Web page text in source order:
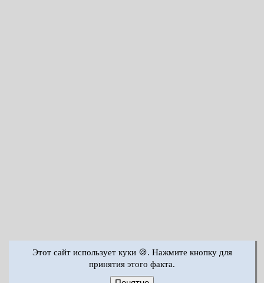
Этот сайт использует куки 🍪. Нажмите кнопку для
принятия этого факта.